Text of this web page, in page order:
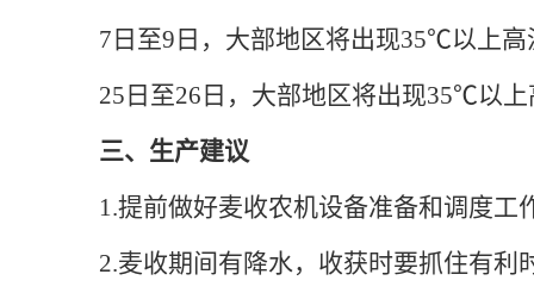
7日至9日，大部地区将出现35℃以上高
25日至26日，大部地区将出现35℃以
三、生产建议
1.提前做好麦收农机设备准备和调度工
2.麦收期间有降水，收获时要抓住有